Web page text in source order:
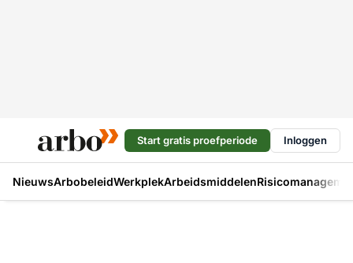
Start gratis proefperiode Inloggen
NieuwsArbobeleidWerkplekArbeidsmiddelen